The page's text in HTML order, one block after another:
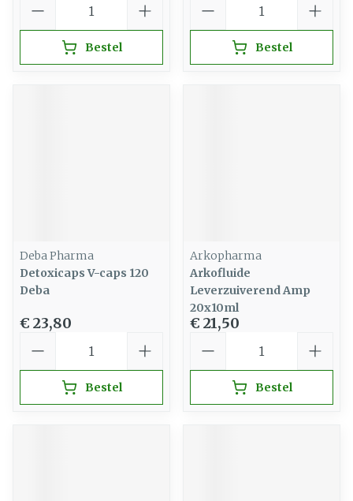
Bestel Bestel
Deba Pharma
Detoxicaps V-caps 120
Deba
€ 23,80
Bestel
Arkopharma
Arkofluide
Leverzuiverend Amp
20x10ml
€ 21,50
Bestel